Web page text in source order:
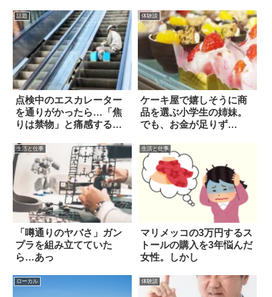
話題
点検中のエスカレーター
を通りがかったら…「焦
りは禁物」と痛感する光
体験談
ケーキ屋で嬉しそうに商
品を選ぶ小学生の姉妹。
でも、お金が足りず…
生活と仕事
「噂通りのヤバさ」ガン
プラを組み立てていた
ら…あっ
生活と仕事
マリメッコの3万円するス
トールの購入を3年悩んだ
女性。しかし
ローカル 体験談